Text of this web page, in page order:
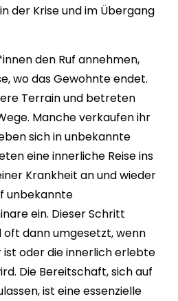
der Krise und im Übergang
den Ruf annehmen,
wo das Gewohnte endet.
Terrain und betreten
Manche verkaufen ihr
sich in unbekannte
eine innerliche Reise ins
Krankheit an und wieder
unbekannte
ein. Dieser Schritt
dann umgesetzt, wenn
oder die innerlich erlebte
Die Bereitschaft, sich auf
ist eine essenzielle